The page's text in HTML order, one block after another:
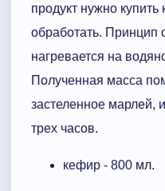
продукт нужно
обработать. Принцип
нагревается на
Полученная масса
застеленное марлей,
трех часов.
кефир - 800 мл.